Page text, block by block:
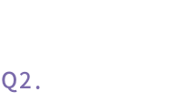
Q2.